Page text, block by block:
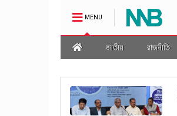
MENU
জাতীয় রাজনীতি